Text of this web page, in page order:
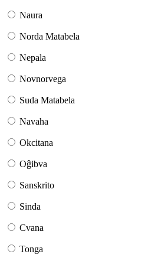
Naura
Norda Matabela
Nepala
Novnorvega
Suda Matabela
Navaha
Okcitana
Oĝibva
Sanskrito
Sinda
Cvana
Tonga